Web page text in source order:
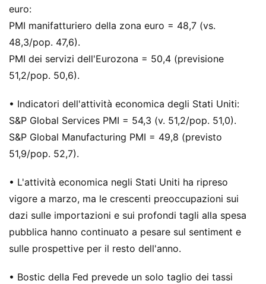
euro:
PMI manifatturiero della zona euro = 48,7 (vs.
48,3/pop. 47,6).
PMI dei servizi dell'Eurozona = 50,4 (previsione
51,2/pop. 50,6).
• Indicatori dell'attività economica degli Stati Uniti:
S&P Global Services PMI = 54,3 (v. 51,2/pop. 51,0).
S&P Global Manufacturing PMI = 49,8 (previsto
51,9/pop. 52,7).
• L'attività economica negli Stati Uniti ha ripreso
vigore a marzo, ma le crescenti preoccupazioni sui
dazi sulle importazioni e sui profondi tagli alla spesa
pubblica hanno continuato a pesare sul sentiment e
sulle prospettive per il resto dell'anno.
• Bostic della Fed prevede un solo taglio dei tassi